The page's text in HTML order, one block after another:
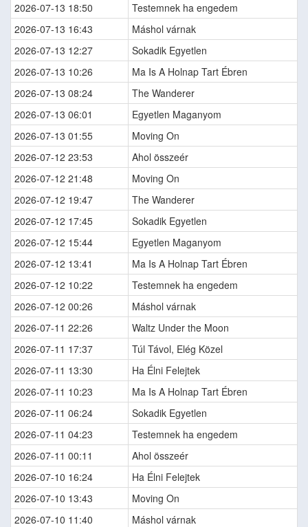
2026-07-13 18:50
Testemnek ha engedem
2026-07-13 16:43
Máshol várnak
2026-07-13 12:27
Sokadik Egyetlen
2026-07-13 10:26
Ma Is A Holnap Tart Ébren
2026-07-13 08:24
The Wanderer
2026-07-13 06:01
Egyetlen Maganyom
2026-07-13 01:55
Moving On
2026-07-12 23:53
Ahol összeér
2026-07-12 21:48
Moving On
2026-07-12 19:47
The Wanderer
2026-07-12 17:45
Sokadik Egyetlen
2026-07-12 15:44
Egyetlen Maganyom
2026-07-12 13:41
Ma Is A Holnap Tart Ébren
2026-07-12 10:22
Testemnek ha engedem
2026-07-12 00:26
Máshol várnak
2026-07-11 22:26
Waltz Under the Moon
2026-07-11 17:37
Túl Távol, Elég Közel
2026-07-11 13:30
Ha Élni Felejtek
2026-07-11 10:23
Ma Is A Holnap Tart Ébren
2026-07-11 06:24
Sokadik Egyetlen
2026-07-11 04:23
Testemnek ha engedem
2026-07-11 00:11
Ahol összeér
2026-07-10 16:24
Ha Élni Felejtek
2026-07-10 13:43
Moving On
2026-07-10 11:40
Máshol várnak